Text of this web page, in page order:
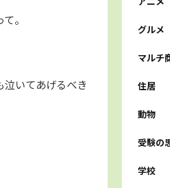
。
いてあげるべき
グルメ
マルチ
住居
動物
受験の
学校